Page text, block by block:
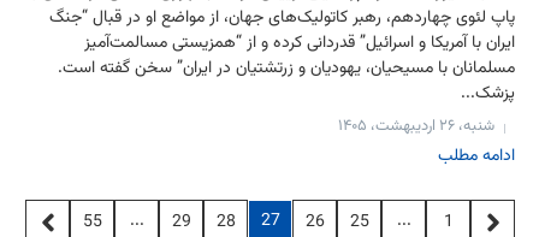
پاپ لئوی چهاردهم، رهبر کاتولیک‌های جهان، از مواضع او در قبال “جنگ
ایران با آمریکا و اسرائیل” قدردانی کرده و از “همزیستی مسالمت‌آمیز
مسلمانان با مسیحیان، یهودیان و زرتشتیان در ایران” سخن گفته است.
پزشک...
شنبه، ۲۶ اردیبهشت، ۱۴۰۵
ادامه مطلب
1
...
25
26
27
28
29
...
55